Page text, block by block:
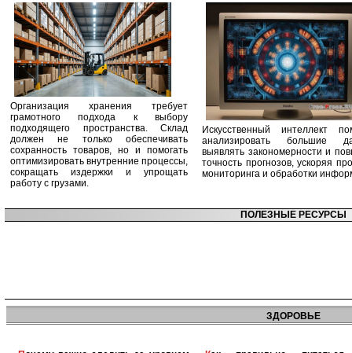
Организация хранения требует
грамотного подхода к выбору
подходящего пространства. Склад
должен не только обеспечивать
сохранность товаров, но и помогать
оптимизировать внутренние процессы,
сокращать издержки и упрощать
работу с грузами.
Искусственный интеллект
анализировать большие
выявлять закономерности и
точность прогнозов, ускоряя
мониторинга и обработки
ПОЛЕЗНЫЕ РЕСУРСЫ
ЗДОРОВЬЕ